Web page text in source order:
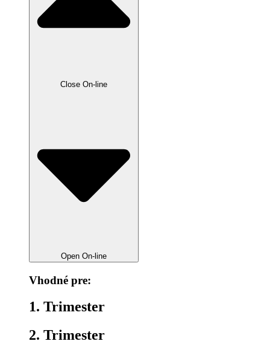
Close On-line
Open On-line
Vhodné pre:
1. Trimester
2. Trimester